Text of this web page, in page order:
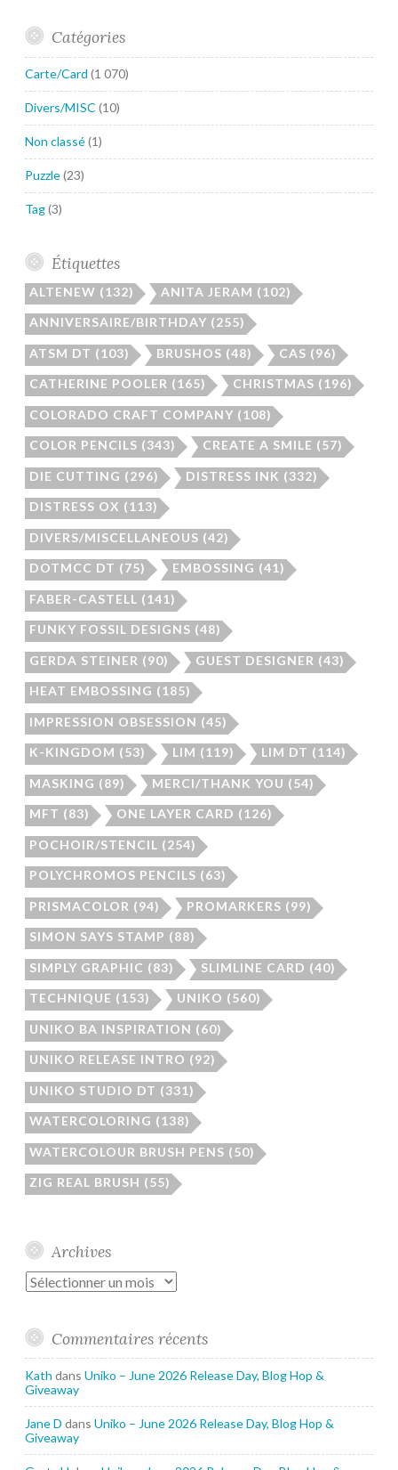
Catégories
Carte/Card (1 070)
Divers/MISC (10)
Non classé(1)
Puzzle(23)
Tag(3)
Étiquettes
ALTENEW (132) ANITA JERAM (102)
ANNIVERSAIRE/BIRTHDAY (255)
ATSM DT (103) BRUSHOS (48) CAS (96)
CATHERINE POOLER (165) CHRISTMAS (196)
COLORADO CRAFT COMPANY (108)
COLOR PENCILS (343) CREATE A SMILE (57)
DIE CUTTING (296) DISTRESS INK (332)
DISTRESS OX (113)
DIVERS/MISCELLANEOUS (42)
DOTMCC DT (75) EMBOSSING (41)
FABER-CASTELL (141)
FUNKY FOSSIL DESIGNS (48)
GERDA STEINER (90) GUEST DESIGNER (43)
HEAT EMBOSSING (185)
IMPRESSION OBSESSION (45)
K-KINGDOM (53) LIM (119) LIM DT (114)
MASKING (89) MERCI/THANK YOU (54)
MFT (83) ONE LAYER CARD (126)
POCHOIR/STENCIL (254)
POLYCHROMOS PENCILS (63)
PRISMACOLOR (94) PROMARKERS (99)
SIMON SAYS STAMP (88)
SIMPLY GRAPHIC (83) SLIMLINE CARD (40)
TECHNIQUE (153) UNIKO (560)
UNIKO BA INSPIRATION (60)
UNIKO RELEASE INTRO (92)
UNIKO STUDIO DT (331)
WATERCOLORING (138)
WATERCOLOUR BRUSH PENS (50)
ZIG REAL BRUSH (55)
Archives
Archives
Commentaires récents
Kath dans Uniko – June 2026 Release Day, Blog Hop &
Giveaway
Jane D dans Uniko – June 2026 Release Day, Blog Hop &
Giveaway